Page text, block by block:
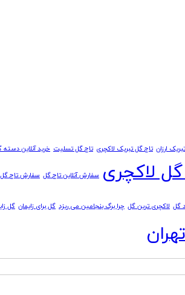
ارزان تاج گل تبریک لاکچری تاج گل تسلیت خرید آنلاین دسته
لاکچری سفارش آنلاین تاج گل سفارش تاج گل
گل لاکچری ترین گل چرا برگ بنجامین می ریزد گل برای زایمان گل